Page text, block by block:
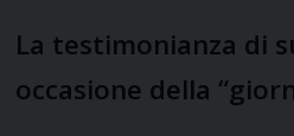
La testimonianza di
occasione della